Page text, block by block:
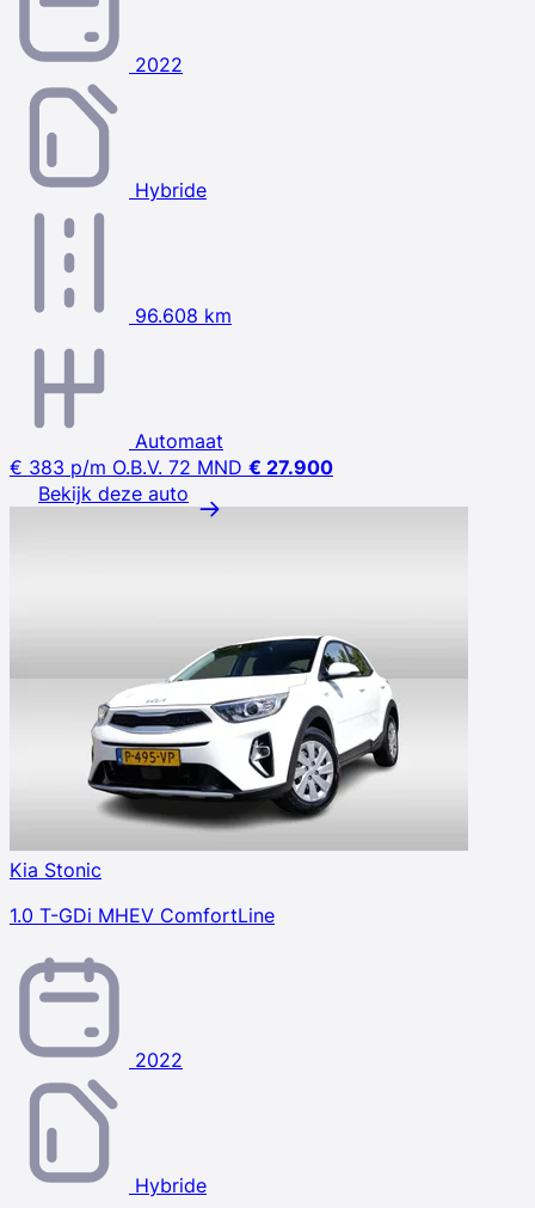
2022
Hybride
96.608 km
Automaat
€ 383 p/m O.B.V. 72 MND € 27.900
Bekijk deze auto
Kia Stonic
1.0 T-GDi MHEV ComfortLine
2022
Hybride